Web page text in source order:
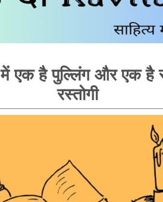
में एक है पुल्लिंग और एक है
रस्तोगी